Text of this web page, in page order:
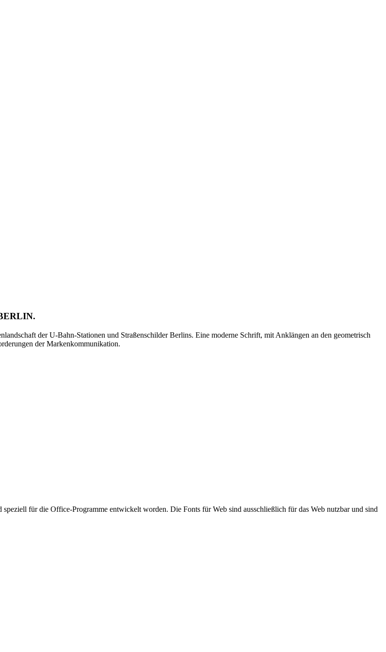
der U-Bahn-Stationen und Straßenschilder Berlins. Eine moderne Schrift, mit Anklängen an den geometrisch
der Markenkommunikation.
für die Office-Programme entwickelt worden. Die Fonts für Web sind ausschließlich für das Web nutzbar und sind